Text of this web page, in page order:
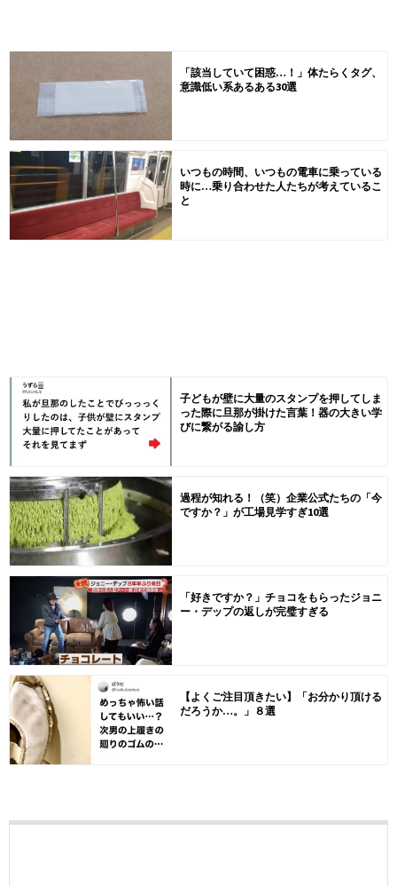
「該当していて困惑…！」体たらくタグ、
意識低い系あるある30選
いつもの時間、いつもの電車に乗っている
時に…乗り合わせた人たちが考えているこ
と
子どもが壁に大量のスタンプを押してしま
った際に旦那が掛けた言葉！器の大きい学
びに繋がる諭し方
過程が知れる！（笑）企業公式たちの「今
ですか？」が工場見学すぎ10選
「好きですか？」チョコをもらったジョニ
ー・デップの返しが完璧すぎる
【よくご注目頂きたい】「お分かり頂ける
だろうか…。」８選